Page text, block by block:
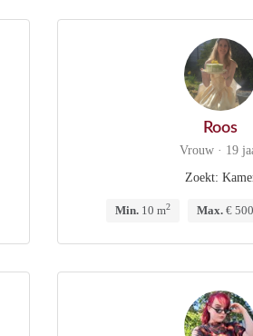
Roos
Vrouw · 19
Zoekt:
Min.10 m2 Max.€ 500